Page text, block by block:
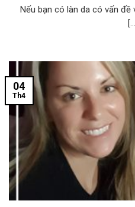
Nếu bạn có làn da có vấn đề
04
Th4